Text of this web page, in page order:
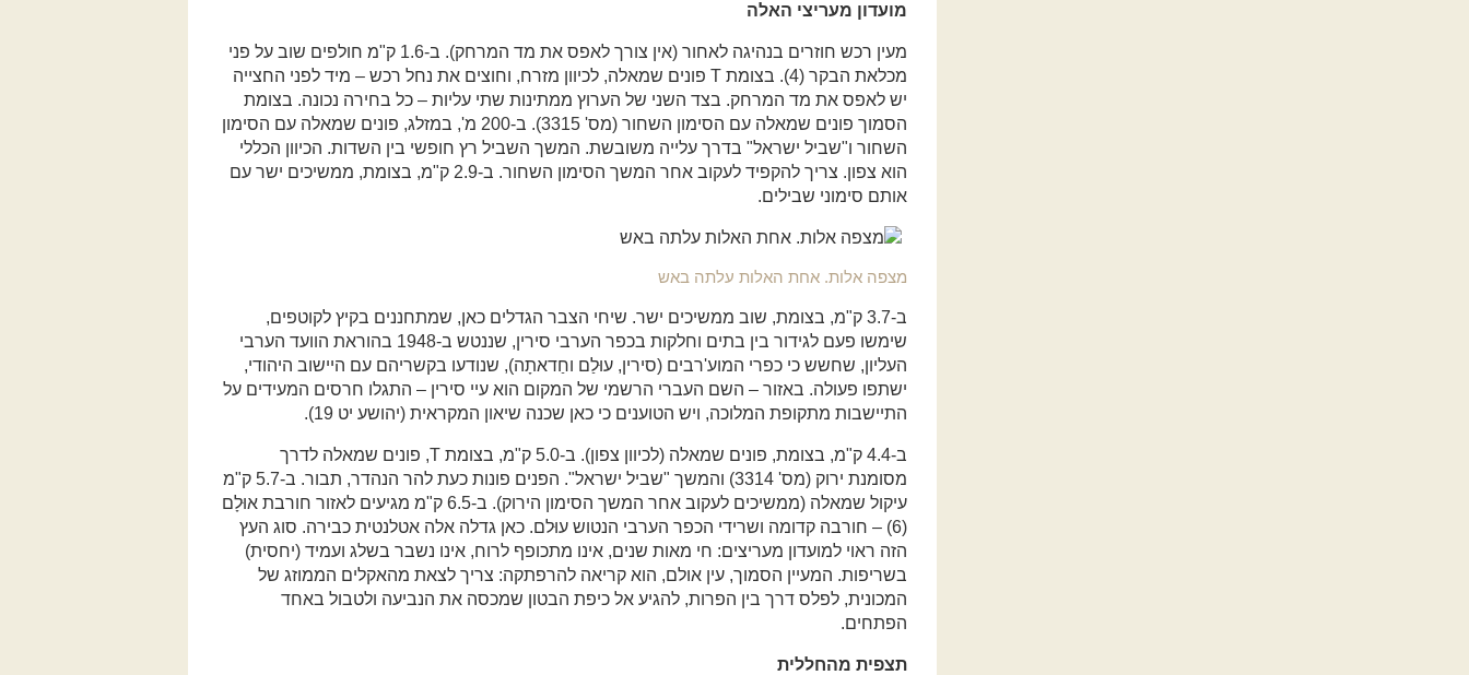
מועדון מעריצי האלה
מעין רכש חוזרים בנהיגה לאחור (אין צורך לאפס את מד המרחק). ב-1.6 ק"מ חולפים שוב על פני
מכלאת הבקר (4). בצומת T פונים שמאלה, לכיוון מזרח, וחוצים את נחל רכש – מיד לפני החצייה
יש לאפס את מד המרחק. בצד השני של הערוץ ממתינות שתי עליות – כל בחירה נכונה. בצומת
הסמוך פונים שמאלה עם הסימון השחור (מס' 3315). ב-200 מ', במזלג, פונים שמאלה עם הסימון
השחור ו"שביל ישראל" בדרך עלייה משובשת. המשך השביל רץ חופשי בין השדות. הכיוון הכללי
הוא צפון. צריך להקפיד לעקוב אחר המשך הסימון השחור. ב-2.9 ק"מ, בצומת, ממשיכים ישר עם
אותם סימוני שבילים.
מצפה אלות. אחת האלות עלתה באש
ב-3.7 ק"מ, בצומת, שוב ממשיכים ישר. שיחי הצבר הגדלים כאן, שמתחננים בקיץ לקוטפים,
שימשו פעם לגידור בין בתים וחלקות בכפר הערבי סירין, שננטש ב-1948 בהוראת הוועד הערבי
העליון, שחשש כי כפרי המוע'רבים (סירין, עוּלַם וחַדאתָה), שנודעו בקשריהם עם היישוב היהודי,
ישתפו פעולה. באזור – השם העברי הרשמי של המקום הוא עיי סירין – התגלו חרסים המעידים על
התיישבות מתקופת המלוכה, ויש הטוענים כי כאן שכנה שיאון המקראית (יהושע יט 19).
ב-4.4 ק"מ, בצומת, פונים שמאלה (לכיוון צפון). ב-5.0 ק"מ, בצומת T, פונים שמאלה לדרך
מסומנת ירוק (מס' 3314) והמשך "שביל ישראל". הפנים פונות כעת להר הנהדר, תבור. ב-5.7 ק"מ
עיקול שמאלה (ממשיכים לעקוב אחר המשך הסימון הירוק). ב-6.5 ק"מ מגיעים לאזור חורבת אוּלָם
(6) – חורבה קדומה ושרידי הכפר הערבי הנטוש עוּלם. כאן גדלה אלה אטלנטית כבירה. סוג העץ
הזה ראוי למועדון מעריצים: חי מאות שנים, אינו מתכופף לרוח, אינו נשבר בשלג ועמיד (יחסית)
בשריפות. המעיין הסמוך, עין אולם, הוא קריאה להרפתקה: צריך לצאת מהאקלים הממוזג של
המכונית, לפלס דרך בין הפרות, להגיע אל כיפת הבטון שמכסה את הנביעה ולטבול באחד
הפתחים.
תצפית מהחללית